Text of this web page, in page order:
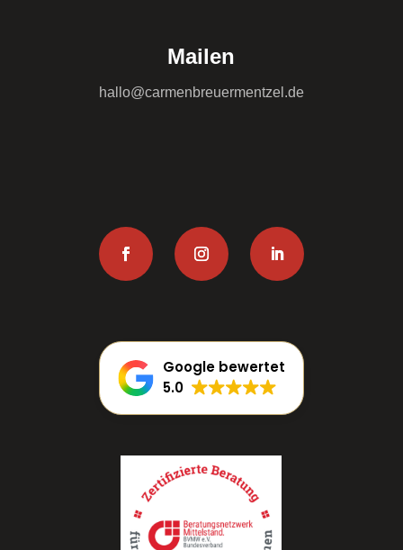
Mailen
hallo@carmenbreuermentzel.de
Google bewertet
5.0